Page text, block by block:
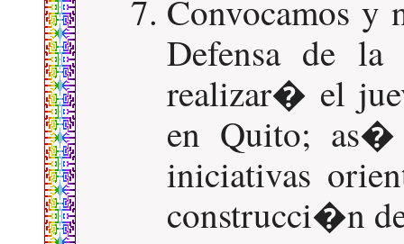
Convocamos y
Defensa de
realizar� el
en Quito; as�
iniciativas
construcci�n